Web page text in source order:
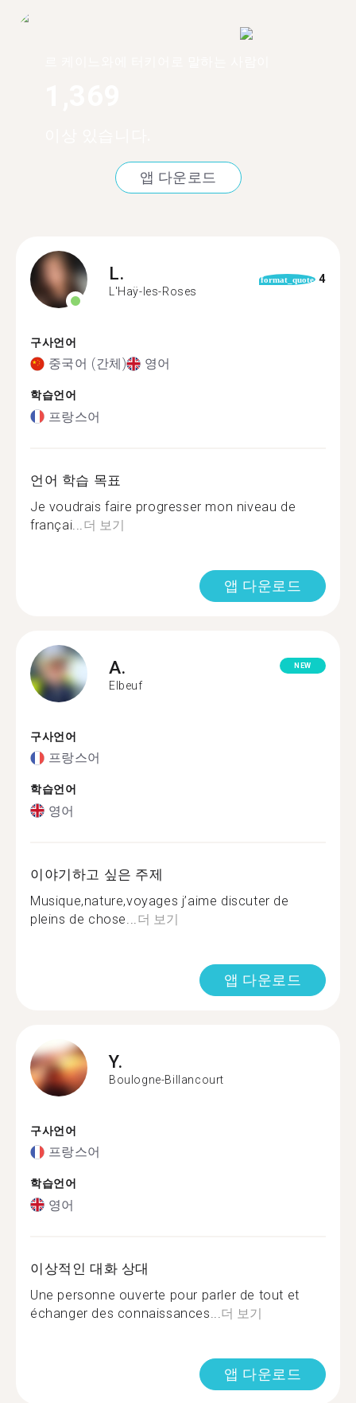
앱 다운로드
L.
L'Haÿ-les-Roses
format_quote 4
구사언어
중국어 (간체) 영어
학습언어
프랑스어
언어 학습 목표
Je voudrais faire progresser mon niveau de
françai... 더 보기
앱 다운로드
A.
Elbeuf
NEW
구사언어
프랑스어
학습언어
영어
이야기하고 싶은 주제
Musique,nature,voyages j’aime discuter de
pleins de chose... 더 보기
앱 다운로드
Y.
Boulogne-Billancourt
구사언어
프랑스어
학습언어
영어
이상적인 대화 상대
Une personne ouverte pour parler de tout et
échanger des connaissances... 더 보기
앱 다운로드